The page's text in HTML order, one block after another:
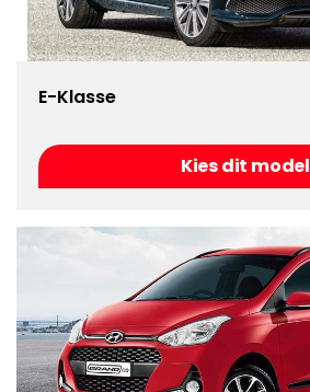
E-Klasse
Kies dit model